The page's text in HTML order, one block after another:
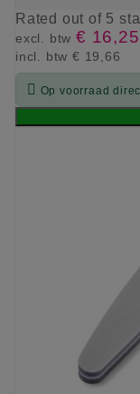
Rated out of 5
excl. btw € 16,25
incl. btw € 19,66
 Op voorraad